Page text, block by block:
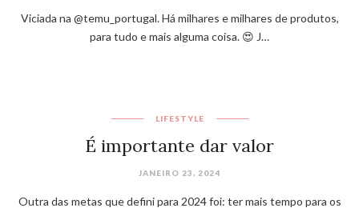
Viciada na @temu_portugal. Há milhares e milhares de produtos,
para tudo e mais alguma coisa. 😍 J…
LIFESTYLE
É importante dar valor
JANEIRO 23, 2024
Outra das metas que defini para 2024 foi: ter mais tempo para os